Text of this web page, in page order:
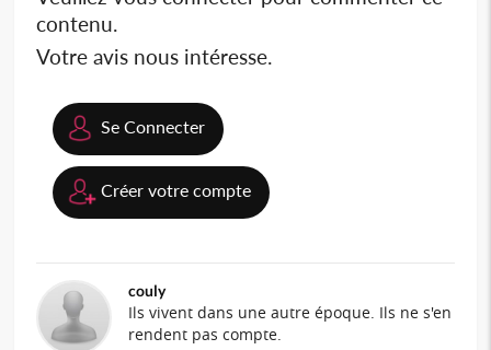
contenu.
Votre avis nous intéresse.
Se Connecter
Créer votre compte
couly
Ils vivent dans une autre époque. Ils ne s'en
rendent pas compte.